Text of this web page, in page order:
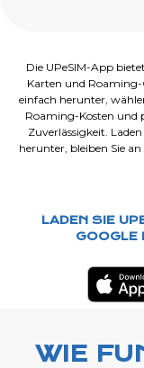
Die UPeSIM-App
Karten und Roaming-
einfach herunter,
Roaming-Kosten und
Zuverlässigkeit.
herunter, bleiben Sie
LADEN SIE
GOOGLE
WIE